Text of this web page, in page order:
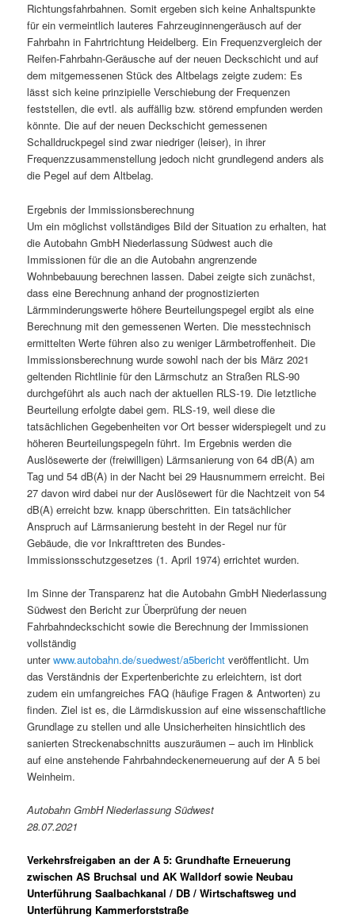
Richtungsfahrbahnen. Somit ergeben sich keine Anhaltspunkte
für ein vermeintlich lauteres Fahrzeuginnengeräusch auf der
Fahrbahn in Fahrtrichtung Heidelberg. Ein Frequenzvergleich der
Reifen-Fahrbahn-Geräusche auf der neuen Deckschicht und auf
dem mitgemessenen Stück des Altbelags zeigte zudem: Es
lässt sich keine prinzipielle Verschiebung der Frequenzen
feststellen, die evtl. als auffällig bzw. störend empfunden werden
könnte. Die auf der neuen Deckschicht gemessenen
Schalldruckpegel sind zwar niedriger (leiser), in ihrer
Frequenzzusammenstellung jedoch nicht grundlegend anders als
die Pegel auf dem Altbelag.
Ergebnis der Immissionsberechnung
Um ein möglichst vollständiges Bild der Situation zu erhalten, hat
die Autobahn GmbH Niederlassung Südwest auch die
Immissionen für die an die Autobahn angrenzende
Wohnbebauung berechnen lassen. Dabei zeigte sich zunächst,
dass eine Berechnung anhand der prognostizierten
Lärmminderungswerte höhere Beurteilungspegel ergibt als eine
Berechnung mit den gemessenen Werten. Die messtechnisch
ermittelten Werte führen also zu weniger Lärmbetroffenheit. Die
Immissionsberechnung wurde sowohl nach der bis März 2021
geltenden Richtlinie für den Lärmschutz an Straßen RLS-90
durchgeführt als auch nach der aktuellen RLS-19. Die letztliche
Beurteilung erfolgte dabei gem. RLS-19, weil diese die
tatsächlichen Gegebenheiten vor Ort besser widerspiegelt und zu
höheren Beurteilungspegeln führt. Im Ergebnis werden die
Auslösewerte der (freiwilligen) Lärmsanierung von 64 dB(A) am
Tag und 54 dB(A) in der Nacht bei 29 Hausnummern erreicht. Bei
27 davon wird dabei nur der Auslösewert für die Nachtzeit von 54
dB(A) erreicht bzw. knapp überschritten. Ein tatsächlicher
Anspruch auf Lärmsanierung besteht in der Regel nur für
Gebäude, die vor Inkrafttreten des Bundes-
Immissionsschutzgesetzes (1. April 1974) errichtet wurden.
Im Sinne der Transparenz hat die Autobahn GmbH Niederlassung
Südwest den Bericht zur Überprüfung der neuen
Fahrbahndeckschicht sowie die Berechnung der Immissionen
vollständig
unterwww.autobahn.de/suedwest/a5bericht veröffentlicht. Um
das Verständnis der Expertenberichte zu erleichtern, ist dort
zudem ein umfangreiches FAQ (häufige Fragen & Antworten) zu
finden. Ziel ist es, die Lärmdiskussion auf eine wissenschaftliche
Grundlage zu stellen und alle Unsicherheiten hinsichtlich des
sanierten Streckenabschnitts auszuräumen – auch im Hinblick
auf eine anstehende Fahrbahndeckenerneuerung auf der A 5 bei
Weinheim.
Autobahn GmbH Niederlassung Südwest
28.07.2021
Verkehrsfreigaben an der A 5: Grundhafte Erneuerung
zwischen AS Bruchsal und AK Walldorf sowie Neubau
Unterführung Saal­bachkanal / DB / Wirtschafts­weg und
Unterführung Kammer­forststraße